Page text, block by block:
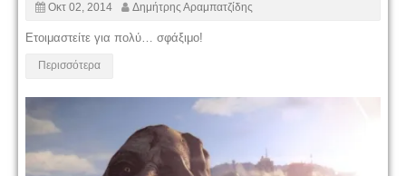
Οκτ 02, 2014 Δημήτρης Αραμπατζίδης
Ετοιμαστείτε για πολύ… σφάξιμο!
Περισσότερα